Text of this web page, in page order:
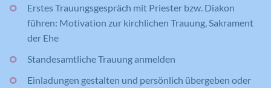
Erstes Trauungsgespräch mit Priester bzw. Diakon
führen: Motivation zur kirchlichen Trauung, Sakrament
der Ehe
Standesamtliche Trauung anmelden
Einladungen gestalten und persönlich übergeben oder